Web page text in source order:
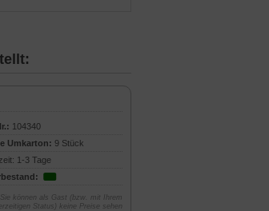
104340
Umkarton: 9 Stück
1-3 Tage
Sie können als Gast (bzw. mit Ihrem
Status) keine Preise sehen